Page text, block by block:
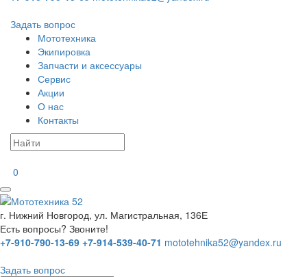
Задать вопрос
Мототехника
Экипировка
Запчасти и аксессуары
Сервис
Акции
О нас
Контакты
0
г. Нижний Новгород, ул. Магистральная, 136Е
Есть вопросы? Звоните!
+7-910-790-13-69 +7-914-539-40-71 mototehnika52@yandex.ru
Задать вопрос